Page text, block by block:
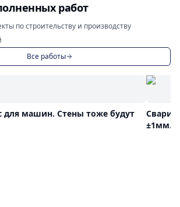
работ
по строительству и производству
Все работы
для машин. Стены тоже будут
±1мм.